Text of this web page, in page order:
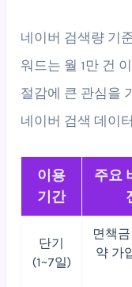
네이버 검색량 기
워드는 월 1만 건
절감에 큰 관심을
네이버 검색 데이
이용
기간
주요
단기
(1~7일)
면책
약 가